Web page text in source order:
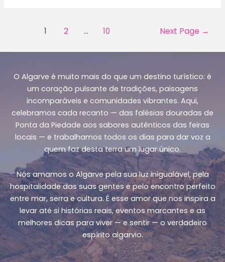
Tesouros
1 2 … 10 Next Page →
O Algarve é muito mais do que um destino turístico: é
um coração pulsante de tradições, paisagens
incomparáveis e comunidades vibrantes. Aqui,
celebramos cada recanto — das falésias douradas de
Ponta da Piedade aos sabores autênticos das feiras
locais — e trabalhamos todos os dias para dar voz a
quem faz desta terra um lugar único.
Nós amamos o Algarve pela sua luz inigualável, pela
hospitalidade das suas gentes e pelo encontro perfeito
entre mar, serra e cultura. É esse amor que nos inspira a
levar até si histórias reais, eventos marcantes e as
melhores dicas para viver — e sentir — o verdadeiro
espírito algarvio.